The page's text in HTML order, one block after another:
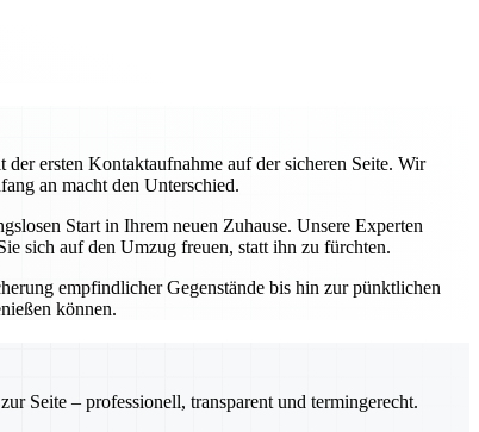
ersten Kontaktaufnahme auf der sicheren Seite. Wir
an macht den Unterschied.
Start in Ihrem neuen Zuhause. Unsere Experten
sich auf den Umzug freuen, statt ihn zu fürchten.
empfindlicher Gegenstände bis hin zur pünktlichen
können.
Seite – professionell, transparent und termingerecht.